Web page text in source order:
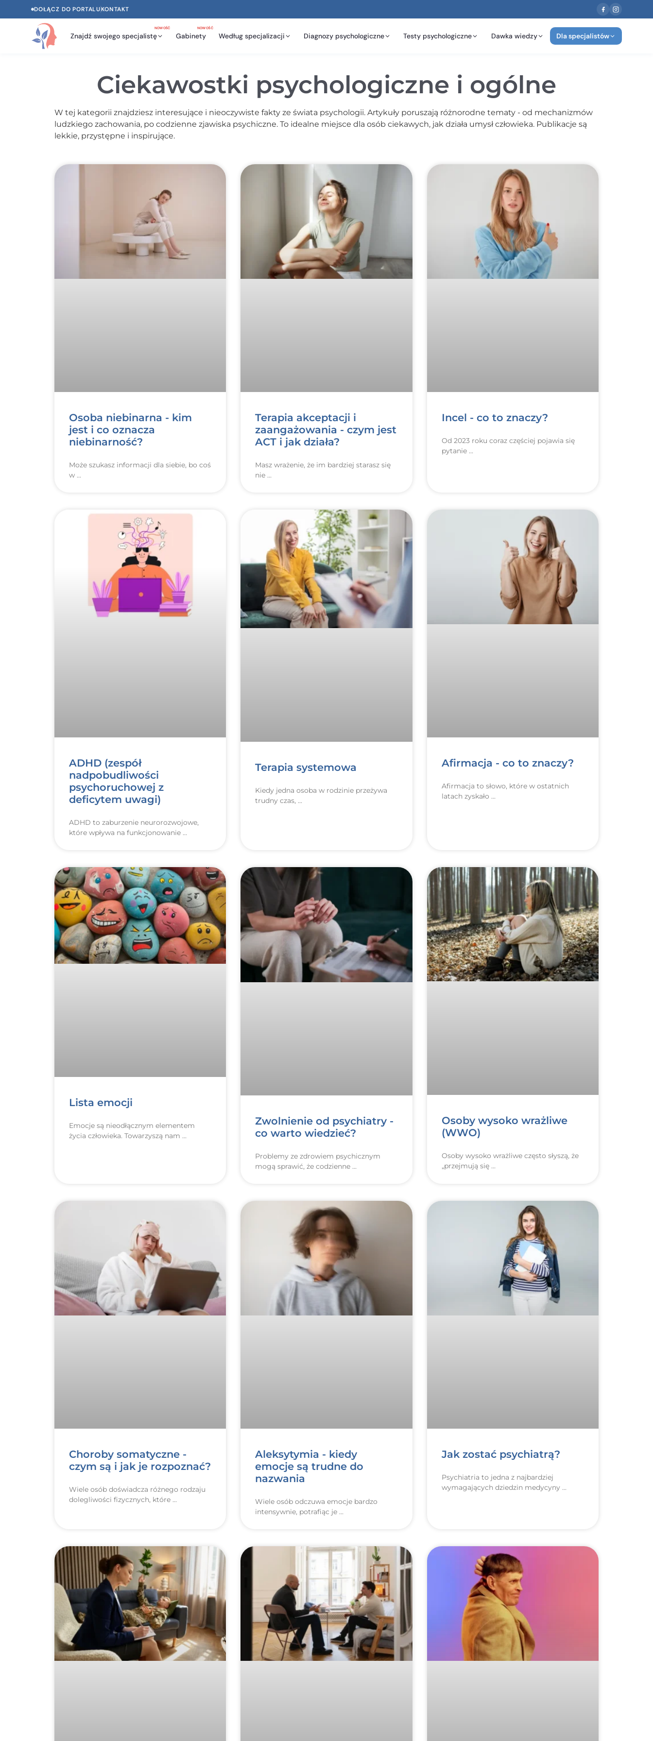
DOŁĄCZ DO PORTALUKONTAKT
Znajdź swojego specjalistę
NOWOŚĆ
Gabinety
NOWOŚĆ
Według specjalizacji Diagnozy psychologiczne Testy psychologiczne Dawka wiedzy Dla specjalistów
Ciekawostki psychologiczne i ogólne
W tej kategorii znajdziesz interesujące i nieoczywiste fakty ze świata psychologii. Artykuły poruszają różnorodne tematy - od mechanizmów
ludzkiego zachowania, po codzienne zjawiska psychiczne. To idealne miejsce dla osób ciekawych, jak działa umysł człowieka. Publikacje są
lekkie, przystępne i inspirujące.
Osoba niebinarna - kim
jest i co oznacza
niebinarność?
Może szukasz informacji dla siebie, bo coś
w
Terapia akceptacji i
zaangażowania - czym jest
ACT i jak działa?
Masz wrażenie, że im bardziej starasz się
nie
Incel - co to znaczy?
Od 2023 roku coraz częściej pojawia się
pytanie
ADHD (zespół
nadpobudliwości
psychoruchowej z
deficytem uwagi)
ADHD to zaburzenie neurorozwojowe,
które wpływa na funkcjonowanie
Terapia systemowa
Kiedy jedna osoba w rodzinie przeżywa
trudny czas,
Afirmacja - co to znaczy?
Afirmacja to słowo, które w ostatnich
latach zyskało
Lista emocji
Emocje są nieodłącznym elementem
życia człowieka. Towarzyszą nam
Zwolnienie od psychiatry -
co warto wiedzieć?
Problemy ze zdrowiem psychicznym
mogą sprawić, że codzienne
Osoby wysoko wrażliwe
(WWO)
Osoby wysoko wrażliwe często słyszą, że
„przejmują się
Choroby somatyczne -
czym są i jak je rozpoznać?
Wiele osób doświadcza różnego rodzaju
dolegliwości fizycznych, które
Aleksytymia - kiedy
emocje są trudne do
nazwania
Wiele osób odczuwa emocje bardzo
intensywnie, potrafiąc je
Jak zostać psychiatrą?
Psychiatria to jedna z najbardziej
wymagających dziedzin medycyny